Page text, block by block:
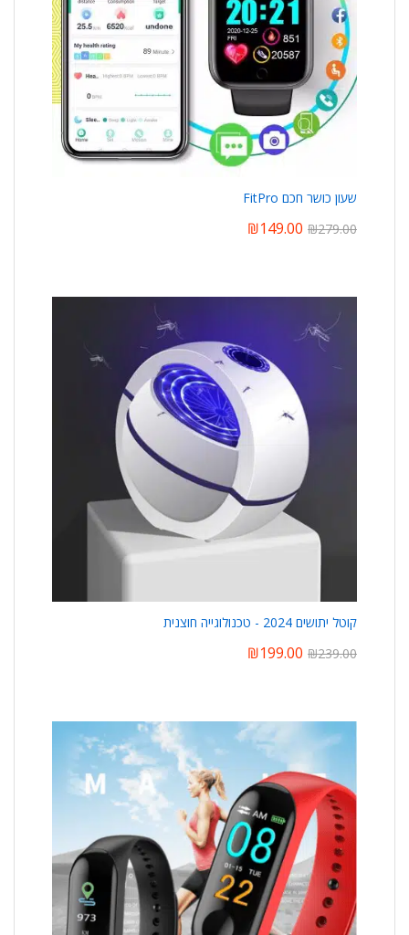
שעון כושר חכם FitPro
₪149.00 ₪279.00
קוטל יתושים 2024 - טכנולוגייה חוצנית
₪199.00 ₪239.00